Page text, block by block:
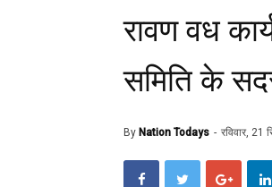
रावण वध
समिति के
By Nation Todays रविवार, 21